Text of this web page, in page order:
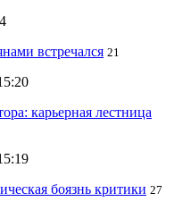
встречался 21
карьерная лестница
боязнь критики 27